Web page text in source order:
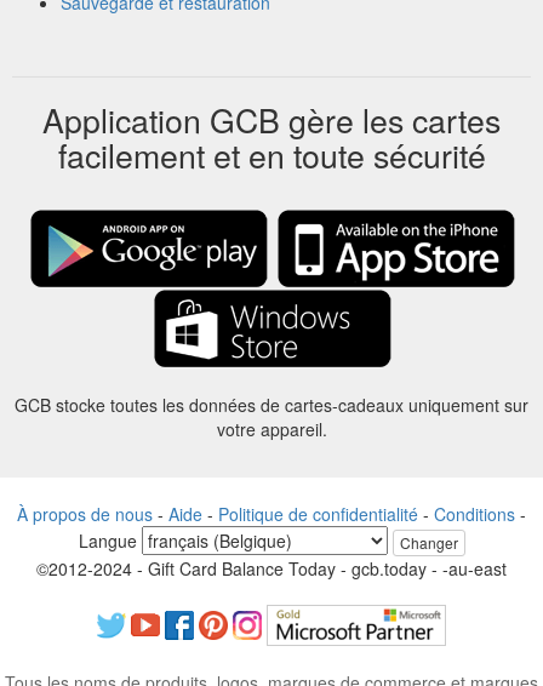
Application GCB gère les cartes
facilement et en toute sécurité
GCB stocke toutes les données de cartes-cadeaux uniquement sur
votre appareil.
À propos de nous - Aide - Politique de confidentialité - Conditions -
Langue
Changer
©2012-2024 - Gift Card Balance Today - gcb.today - -au-east